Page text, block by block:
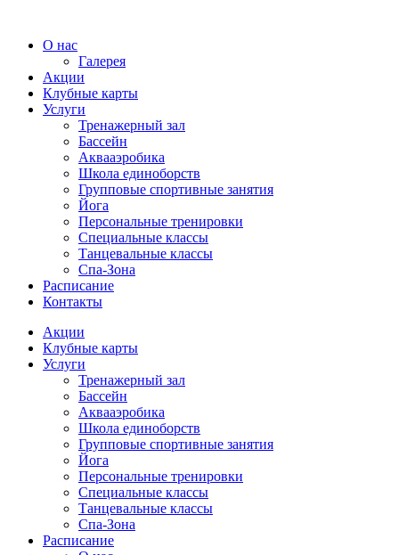
О нас
Галерея
Акции
Клубные карты
Услуги
Тренажерный зал
Бассейн
Аквааэробика
Школа единоборств
Групповые спортивные занятия
Йога
Персональные тренировки
Специальные классы
Танцевальные классы
Спа-Зона
Расписание
Контакты
Акции
Клубные карты
Услуги
Тренажерный зал
Бассейн
Аквааэробика
Школа единоборств
Групповые спортивные занятия
Йога
Персональные тренировки
Специальные классы
Танцевальные классы
Спа-Зона
Расписание